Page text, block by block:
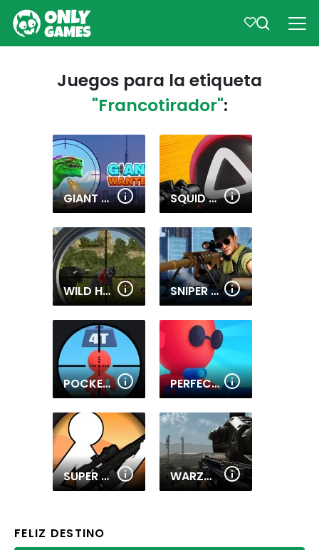
Juegos para la etiqueta
"Francotirador":
GIANT WANTED SQUID SNIPER GAME
WILD HUNT: JUNGLE SNIPER SHOOTING SNIPER 3D GUN SHOOTER
POCKET SNIPER PERFECT SNIPE ONLINE
SUPER SNIPER ASSASSIN WARZONE SNIPER
FELIZ DESTINO